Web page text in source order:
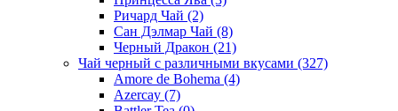
Ричард Чай (2)
Сан Дэлмар Чай (8)
Черный Дракон (21)
Чай черный с различными вкусами (327)
Amore de Bohema (4)
Azercay (7)